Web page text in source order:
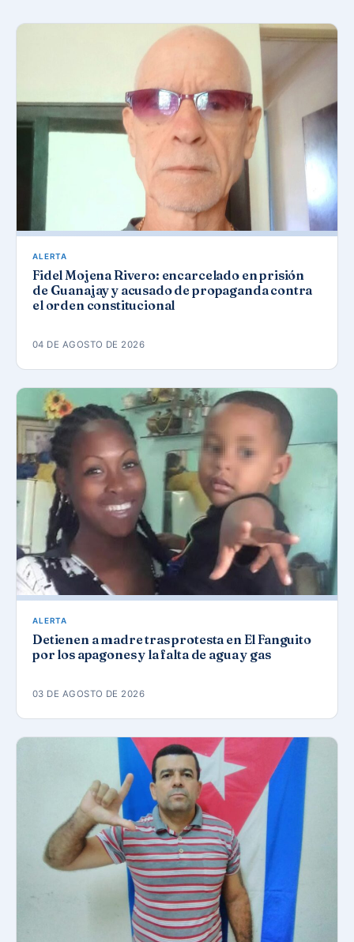
ALERTA
Fidel Mojena Rivero: encarcelado en prisión
de Guanajay y acusado de propaganda contra
el orden constitucional
04 DE AGOSTO DE 2026
ALERTA
Detienen a madre tras protesta en El Fanguito
por los apagones y la falta de agua y gas
03 DE AGOSTO DE 2026